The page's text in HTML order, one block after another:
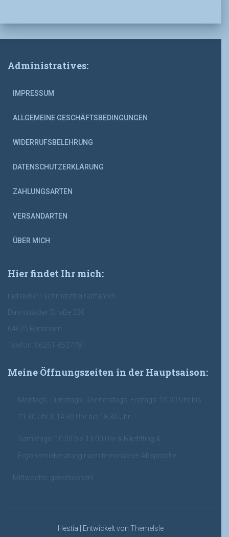
Administratives:
IMPRESSUM
ALLGEMEINE GESCHÄFTSBEDINGUNGEN
WIDERRUFSBELEHRUNG
DATENSCHUTZERKLÄRUNG
ZAHLUNGSARTEN
VERSANDARTEN
ÜBER MICH
Hier findet Ihr mich:
radskeller | schmerzfrei radfahren
Darmstädter Straße 230
64625 Bensheim
Telefon: 06251-8527781
Meine Öffnungszeiten in der Hauptsaison:
Montags, Dienstags, Donnerstags, Freitags: 10.00 Uhr bis
11.30 Uhr & 14.30 Uhr bis 18.30 Uhr
Samstags: 10.00 bis 13.00 Uhr & Bikefitting &
Ergonomieberatung nach terminlicher Absprache
Mittwochs: geschlossen!
Hestia | Entwickelt von ThemeIsle